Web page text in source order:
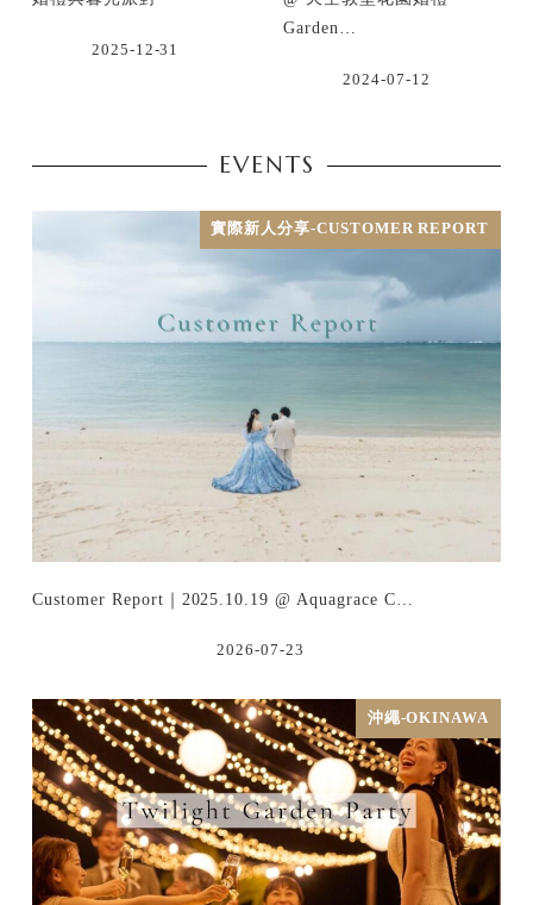
2025-12-31
Garden…
2024-07-12
EVENTS
實際新人分享-CUSTOMER REPORT
Customer Report｜2025.10.19 @ Aquagrace C…
2026-07-23
沖繩-OKINAWA